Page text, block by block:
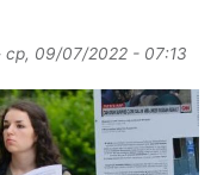
Email
ср, 09/07/2022 - 07:13